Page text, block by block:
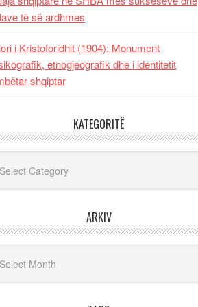
të së ardhmes
i Kristoforidhit (1904): Monument
etnogjeografik dhe i identitetit
shqiptar
KATEGORITË
ARKIV